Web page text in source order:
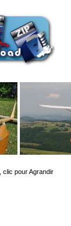
clic pour Agrandir